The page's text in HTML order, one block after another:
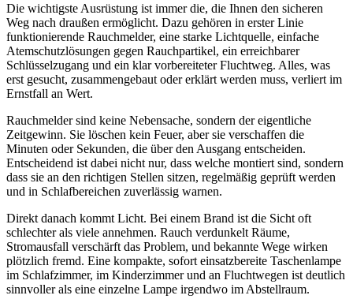
Die wichtigste Ausrüstung ist immer die, die Ihnen den sicheren
Weg nach draußen ermöglicht. Dazu gehören in erster Linie
funktionierende Rauchmelder, eine starke Lichtquelle, einfache
Atemschutzlösungen gegen Rauchpartikel, ein erreichbarer
Schlüsselzugang und ein klar vorbereiteter Fluchtweg. Alles, was
erst gesucht, zusammengebaut oder erklärt werden muss, verliert im
Ernstfall an Wert.
Rauchmelder sind keine Nebensache, sondern der eigentliche
Zeitgewinn. Sie löschen kein Feuer, aber sie verschaffen die
Minuten oder Sekunden, die über den Ausgang entscheiden.
Entscheidend ist dabei nicht nur, dass welche montiert sind, sondern
dass sie an den richtigen Stellen sitzen, regelmäßig geprüft werden
und in Schlafbereichen zuverlässig warnen.
Direkt danach kommt Licht. Bei einem Brand ist die Sicht oft
schlechter als viele annehmen. Rauch verdunkelt Räume,
Stromausfall verschärft das Problem, und bekannte Wege wirken
plötzlich fremd. Eine kompakte, sofort einsatzbereite Taschenlampe
im Schlafzimmer, im Kinderzimmer und an Fluchtwegen ist deutlich
sinnvoller als eine einzelne Lampe irgendwo im Abstellraum.